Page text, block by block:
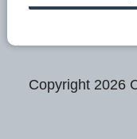
Copyright 2026